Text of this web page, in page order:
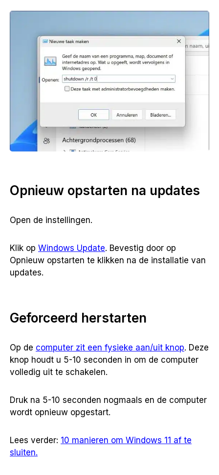
Opnieuw opstarten na updates
Open de instellingen.
Klik op Windows Update. Bevestig door op
Opnieuw opstarten te klikken na de installatie van
updates.
Geforceerd herstarten
Op de computer zit een fysieke aan/uit knop. Deze
knop houdt u 5-10 seconden in om de computer
volledig uit te schakelen.
Druk na 5-10 seconden nogmaals en de computer
wordt opnieuw opgestart.
Lees verder: 10 manieren om Windows 11 af te
sluiten.